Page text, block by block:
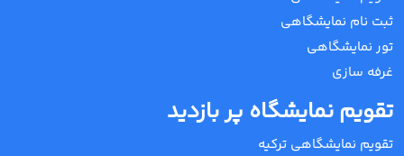
ثبت نام نمایشگاهی
تور نمایشگاهی
غرفه سازی
تقویم نمایشگاه پر بازدید
تقویم نمایشگاهی ترکیه